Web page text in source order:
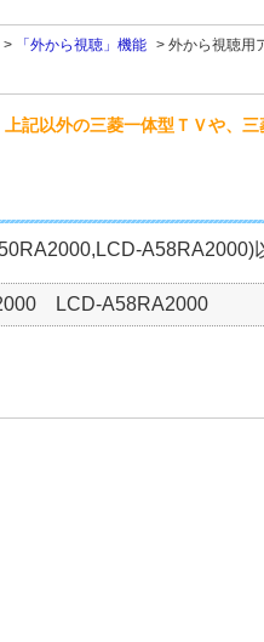
> 「外から視聴」機能 > 外から視聴用
記以外の三菱一体型ＴＶや、
000,LCD-A58RA2000)
LCD-A58RA2000